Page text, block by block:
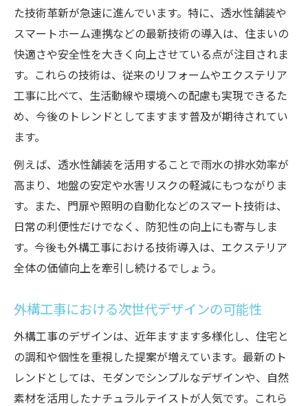
外構工事の品質向上に寄与する技術進歩
快適空間実現へ外構工事の新潮流
快適な住まいを叶える外構工事の工夫
外構工事で実現するアウトドアリビングの
魅力
外構工事で取り入れたい快適化アイデア集
外構工事の新潮流と住まいの調和ポイント
スマート外構工事で叶う暮らし向上術
スマート技術搭載の外構工事最新動向
外構工事における自動化設備の活用方法
防犯性と快適さを高める外構工事テクニッ
ク
エコ素材が主役の外構工事最前線
外構工事で注目されるエコ素材の種類
た技術革新が急速に進んでいます。特に、透水性舗装や
スマートホーム連携などの最新技術の導入は、住まいの
快適さや安全性を大きく向上させている点が注目されま
す。これらの技術は、従来のリフォームやエクステリア
工事に比べて、生活動線や環境への配慮も実現できるた
め、今後のトレンドとしてますます普及が期待されてい
ます。
例えば、透水性舗装を活用することで雨水の排水効率が
高まり、地盤の安定や水害リスクの軽減にもつながりま
す。また、門扉や照明の自動化などのスマート技術は、
日常の利便性だけでなく、防犯性の向上にも寄与しま
す。今後も外構工事における技術導入は、エクステリア
全体の価値向上を牽引し続けるでしょう。
外構工事における次世代デザインの可能性
外構工事のデザインは、近年ますます多様化し、住宅と
の調和や個性を重視した提案が増えています。最新のト
レンドとしては、モダンでシンプルなデザインや、自然
素材を活用したナチュラルテイストが人気です。これら